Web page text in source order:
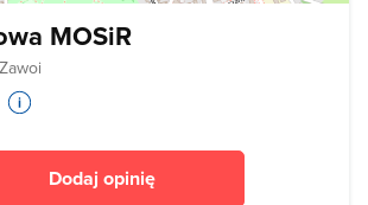
MOSiR
Dodaj opinię